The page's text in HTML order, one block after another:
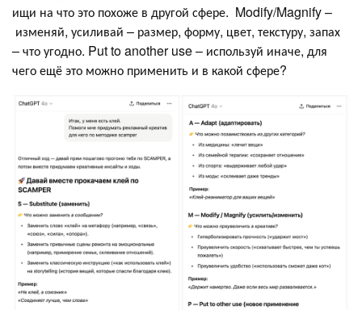
ищи на что это похоже в другой сфере. Modify/Magnify –
изменяй, усиливай – размер, форму, цвет, текстуру, запах
– что угодно. Put to another use – используй иначе, для
чего ещё это можно применить и в какой сфере?